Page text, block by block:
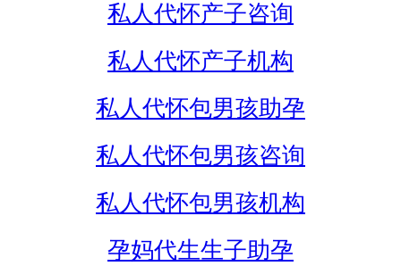
私人代怀产子咨询
私人代怀产子机构
私人代怀包男孩助孕
私人代怀包男孩咨询
私人代怀包男孩机构
孕妈代生生子助孕